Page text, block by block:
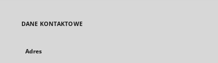
DANE KONTAKTOWE
Adres